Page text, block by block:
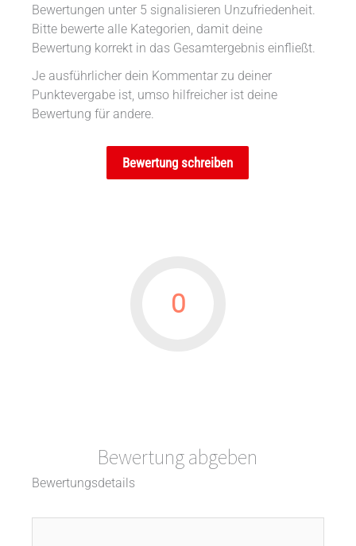
Bewertungen unter 5 signalisieren Unzufriedenheit.
Bitte bewerte alle Kategorien, damit deine
Bewertung korrekt in das Gesamtergebnis einfließt.
Je ausführlicher dein Kommentar zu deiner
Punktevergabe ist, umso hilfreicher ist deine
Bewertung für andere.
Bewertung schreiben
0
Bewertung abgeben
Bewertungsdetails